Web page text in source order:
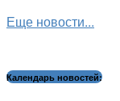
Еще новости...
Календарь новостей: